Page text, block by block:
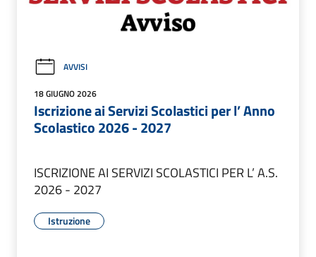
AVVISI
18 GIUGNO 2026
Iscrizione ai Servizi Scolastici per l’ Anno
Scolastico 2026 - 2027
ISCRIZIONE AI SERVIZI SCOLASTICI PER L’ A.S.
2026 - 2027
Istruzione